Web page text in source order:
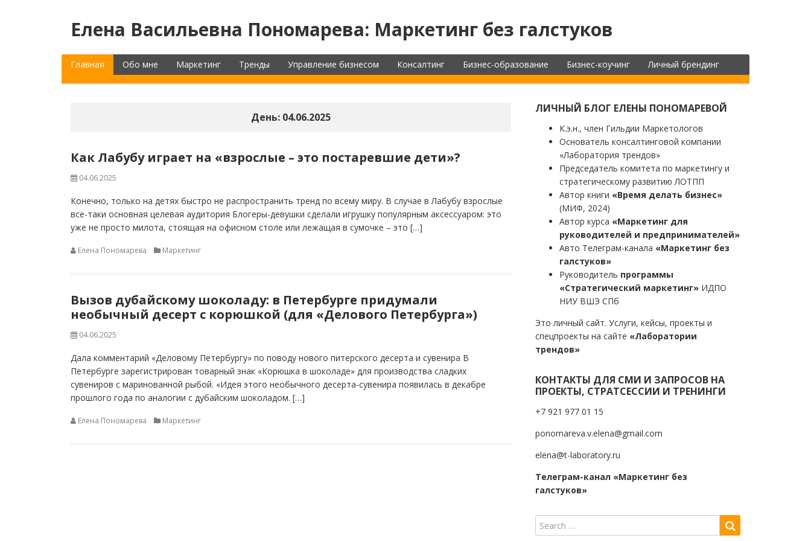
Елена Васильевна Пономарева: Маркетинг без галстуков
Главная Обо мне Маркетинг Тренды Управление бизнесом Консалтинг Бизнес-образование Бизнес-коучинг Личный брендинг
День: 04.06.2025
Как Лабубу играет на «взрослые – это постаревшие дети»?
04.06.2025
Конечно, только на детях быстро не распространить тренд по всему миру. В случае в Лабубу взрослые
все-таки основная целевая аудитория Блогеры-девушки сделали игрушку популярным аксессуаром: это
уже не просто милота, стоящая на офисном столе или лежащая в сумочке – это […]
Елена Пономарева Маркетинг
Вызов дубайскому шоколаду: в Петербурге придумали
необычный десерт с корюшкой (для «Делового Петербурга»)
04.06.2025
Дала комментарий «Деловому Петербургу» по поводу нового питерского десерта и сувенира В
Петербурге зарегистрирован товарный знак «Корюшка в шоколаде» для производства сладких
сувениров с маринованной рыбой. «Идея этого необычного десерта-сувенира появилась в декабре
прошлого года по аналогии с дубайским шоколадом. […]
Елена Пономарева Маркетинг
ЛИЧНЫЙ БЛОГ ЕЛЕНЫ ПОНОМАРЕВОЙ
К.э.н., член Гильдии Маркетологов
Основатель консалтинговой компании
«Лаборатория трендов»
Председатель комитета по маркетингу и
стратегическому развитию ЛОТПП
Автор книги «Время делать бизнес»
(МИФ, 2024)
Автор курса «Маркетинг для
руководителей и предпринимателей»
Авто Телеграм-канала «Маркетинг без
галстуков»
Руководитель программы
«Стратегический маркетинг» ИДПО
НИУ ВШЭ СПб
Это личный сайт. Услуги, кейсы, проекты и
спецпроекты на сайте «Лаборатории
трендов»
КОНТАКТЫ ДЛЯ СМИ И ЗАПРОСОВ НА
ПРОЕКТЫ, СТРАТСЕССИИ И ТРЕНИНГИ
+7 921 977 01 15
ponomareva.v.elena@gmail.com
elena@t-laboratory.ru
Телеграм-канал «Маркетинг без
галстуков»